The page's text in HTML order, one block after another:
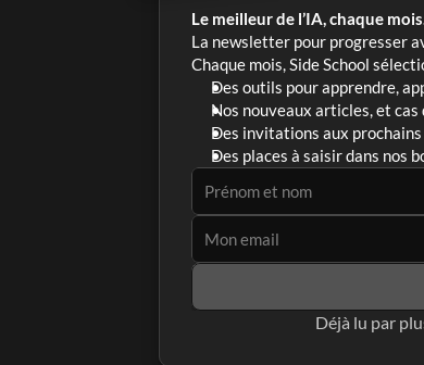
Le meilleur de l’IA, chaque
La newsletter pour progresser
Chaque mois, Side School
Des outils pour apprendre,
Nos nouveaux articles, et
Des invitations aux
Des places à saisir dans nos
Déjà lu par